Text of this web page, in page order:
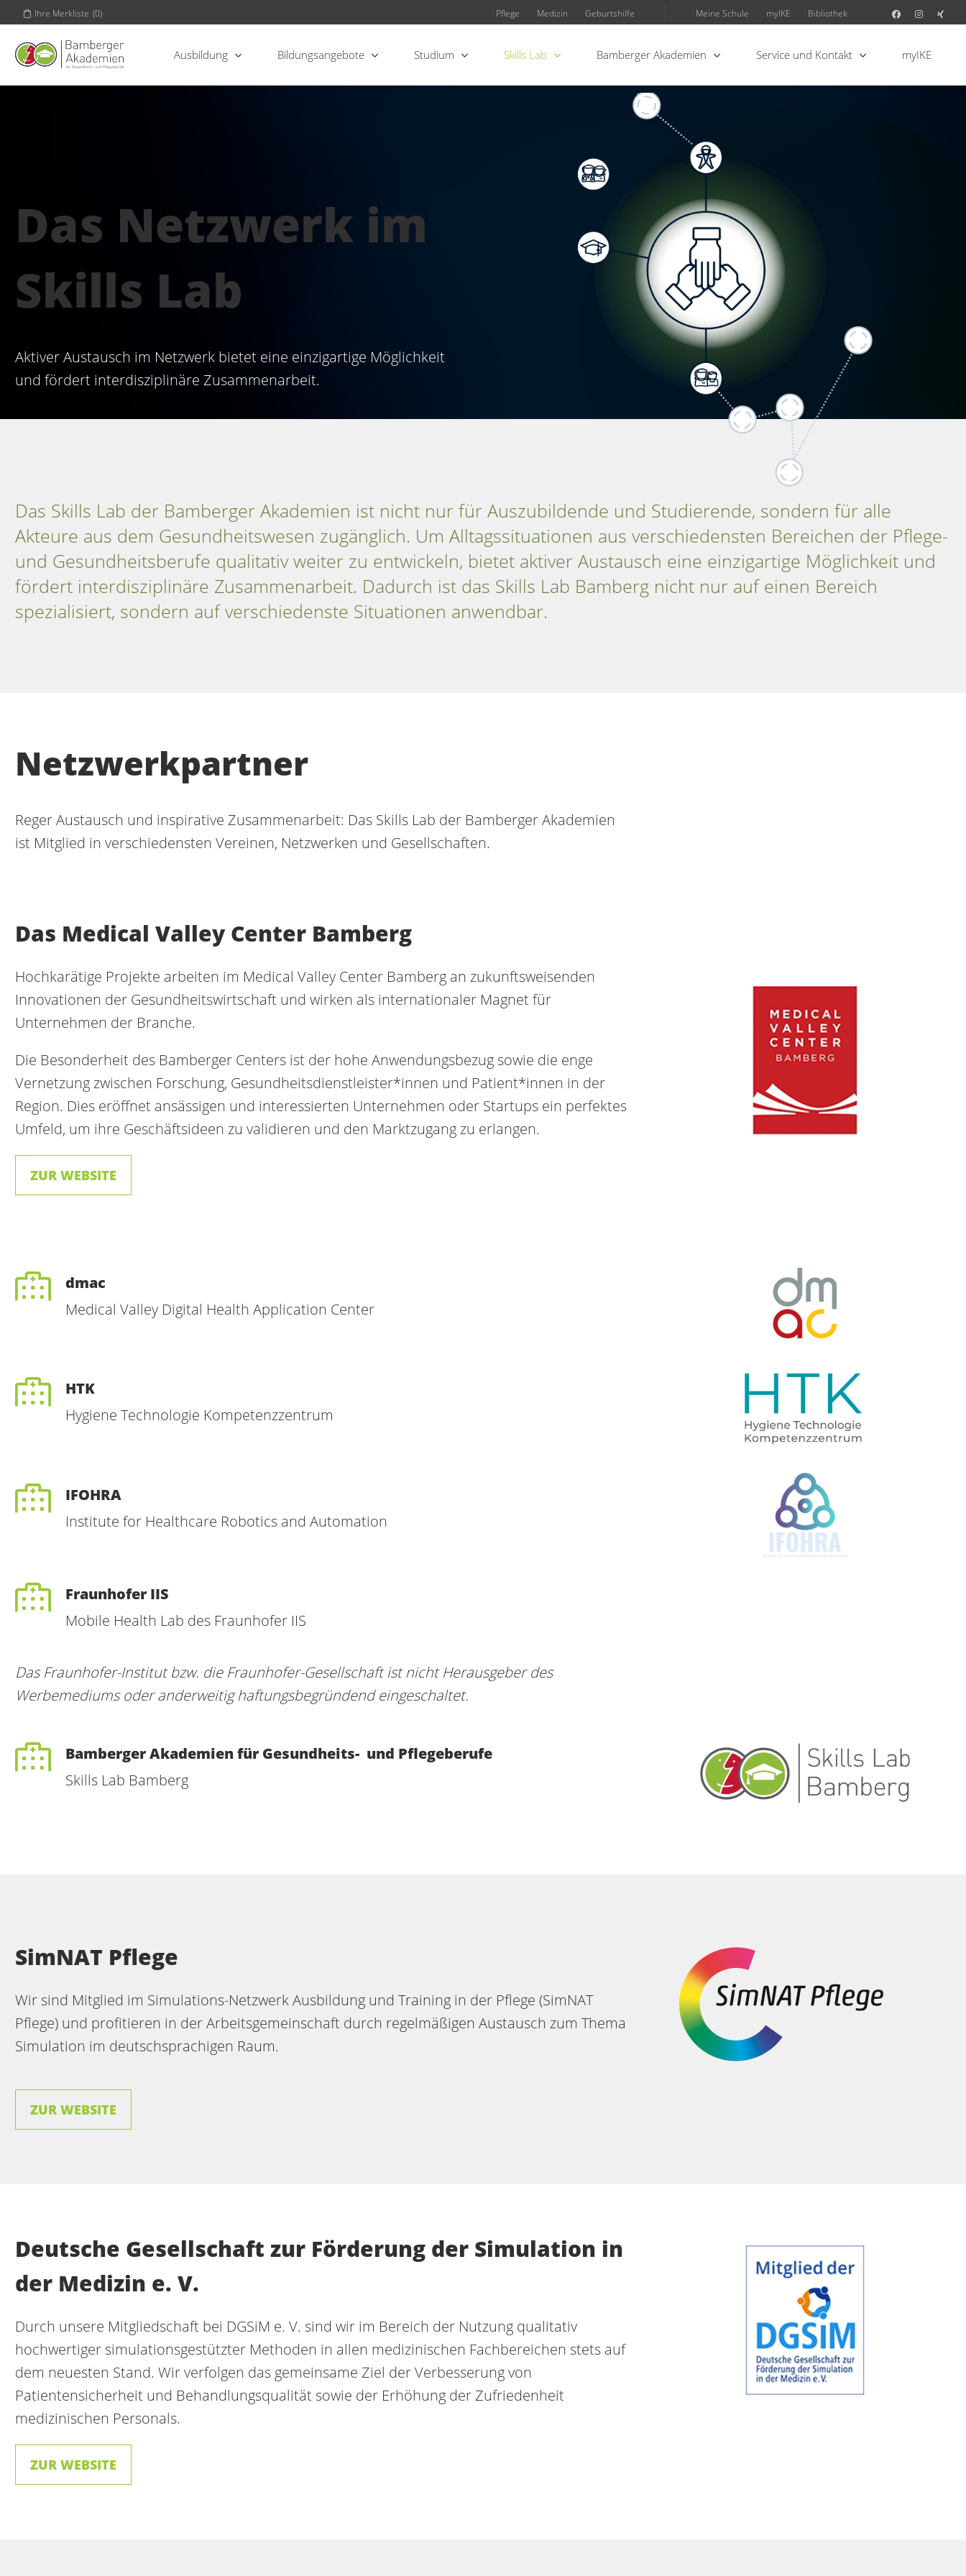
Ihre Merkliste (0) Pflege Medizin Geburtshilfe Meine Schule myIKE Bibliothek
Ausbildung Bildungsangebote Studium Skills Lab Bamberger Akademien Service und Kontakt myIKE
Das Netzwerk im
Skills Lab
Aktiver Austausch im Netzwerk bietet eine einzigartige Möglichkeit
und fördert interdisziplinäre Zusammenarbeit.
Das Skills Lab der Bamberger Akademien ist nicht nur für Auszubildende und Studierende, sondern für alle
Akteure aus dem Gesundheitswesen zugänglich. Um Alltagssituationen aus verschiedensten Bereichen der Pflege-
und Gesundheitsberufe qualitativ weiter zu entwickeln, bietet aktiver Austausch eine einzigartige Möglichkeit und
fördert interdisziplinäre Zusammenarbeit. Dadurch ist das Skills Lab Bamberg nicht nur auf einen Bereich
spezialisiert, sondern auf verschiedenste Situationen anwendbar.
Netzwerkpartner
Reger Austausch und inspirative Zusammenarbeit: Das Skills Lab der Bamberger Akademien
ist Mitglied in verschiedensten Vereinen, Netzwerken und Gesellschaften.
Das Medical Valley Center Bamberg
Hochkarätige Projekte arbeiten im Medical Valley Center Bamberg an zukunftsweisenden
Innovationen der Gesundheitswirtschaft und wirken als internationaler Magnet für
Unternehmen der Branche.
Die Besonderheit des Bamberger Centers ist der hohe Anwendungsbezug sowie die enge
Vernetzung zwischen Forschung, Gesundheitsdienstleister*innen und Patient*innen in der
Region. Dies eröffnet ansässigen und interessierten Unternehmen oder Startups ein perfektes
Umfeld, um ihre Geschäftsideen zu validieren und den Marktzugang zu erlangen.
ZUR WEBSITE
dmac
Medical Valley Digital Health Application Center
HTK
Hygiene Technologie Kompetenzzentrum
IFOHRA
Institute for Healthcare Robotics and Automation
Fraunhofer IIS
Mobile Health Lab des Fraunhofer IIS
Das Fraunhofer-Institut bzw. die Fraunhofer-Gesellschaft ist nicht Herausgeber des
Werbemediums oder anderweitig haftungsbegründend eingeschaltet.
Bamberger Akademien für Gesundheits- und Pflegeberufe
Skills Lab Bamberg
SimNAT Pflege
Wir sind Mitglied im Simulations-Netzwerk Ausbildung und Training in der Pflege (SimNAT
Pflege) und profitieren in der Arbeitsgemeinschaft durch regelmäßigen Austausch zum Thema
Simulation im deutschsprachigen Raum.
ZUR WEBSITE
Deutsche Gesellschaft zur Förderung der Simulation in
der Medizin e. V.
Durch unsere Mitgliedschaft bei DGSiM e. V. sind wir im Bereich der Nutzung qualitativ
hochwertiger simulationsgestützter Methoden in allen medizinischen Fachbereichen stets auf
dem neuesten Stand. Wir verfolgen das gemeinsame Ziel der Verbesserung von
Patientensicherheit und Behandlungsqualität sowie der Erhöhung der Zufriedenheit
medizinischen Personals.
ZUR WEBSITE